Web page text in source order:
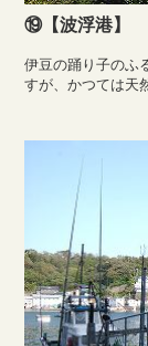
⑲【波浮港】
伊豆の踊り子のふ
すが、かつては天